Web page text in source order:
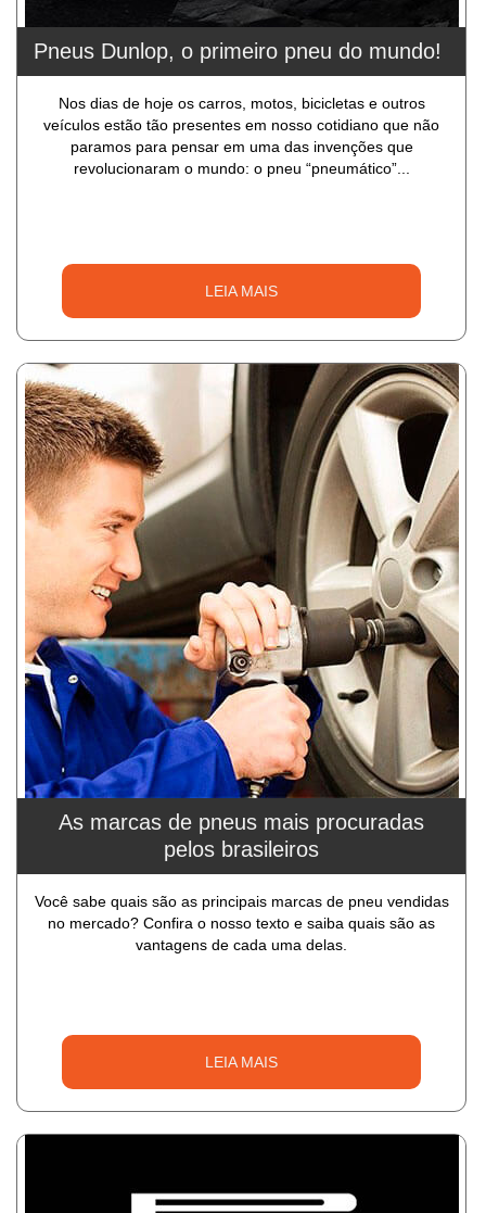
Pneus Dunlop, o primeiro pneu do mundo!
Nos dias de hoje os carros, motos, bicicletas e outros
veículos estão tão presentes em nosso cotidiano que não
paramos para pensar em uma das invenções que
revolucionaram o mundo: o pneu “pneumático”...
LEIA MAIS
As marcas de pneus mais procuradas
pelos brasileiros
Você sabe quais são as principais marcas de pneu vendidas
no mercado? Confira o nosso texto e saiba quais são as
vantagens de cada uma delas.
LEIA MAIS